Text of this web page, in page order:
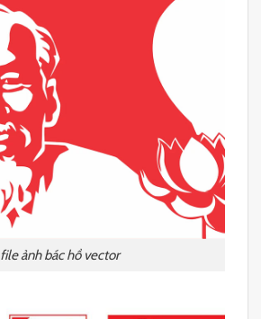
file ảnh bác hồ vector